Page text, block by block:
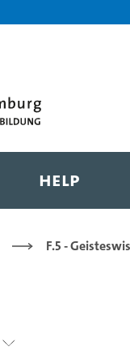
Help
F.5 -